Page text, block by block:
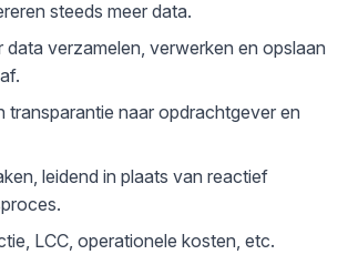
steeds meer data.
data verzamelen, verwerken en opslaan
transparantie naar opdrachtgever en
leidend in plaats van reactief
LCC, operationele kosten, etc.